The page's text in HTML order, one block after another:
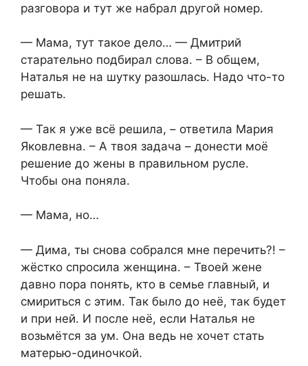
разговора и тут же набрал другой номер.
— Мама, тут такое дело… — Дмитрий
старательно подбирал слова. – В общем,
Наталья не на шутку разошлась. Надо что-то
решать.
— Так я уже всё решила, – ответила Мария
Яковлевна. – А твоя задача – донести моё
решение до жены в правильном русле.
Чтобы она поняла.
— Мама, но…
— Дима, ты снова собрался мне перечить?! –
жёстко спросила женщина. – Твоей жене
давно пора понять, кто в семье главный, и
смириться с этим. Так было до неё, так будет
и при ней. И после неё, если Наталья не
возьмётся за ум. Она ведь не хочет стать
матерью-одиночкой.